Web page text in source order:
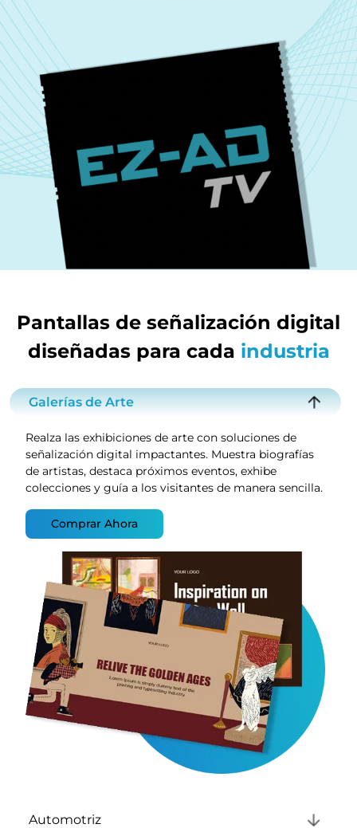
Pantallas de señalización digital
diseñadas para cada industria
Galerías de Arte
Realza las exhibiciones de arte con soluciones de
señalización digital impactantes. Muestra biografías
de artistas, destaca próximos eventos, exhibe
colecciones y guía a los visitantes de manera sencilla.
Comprar Ahora
Automotriz